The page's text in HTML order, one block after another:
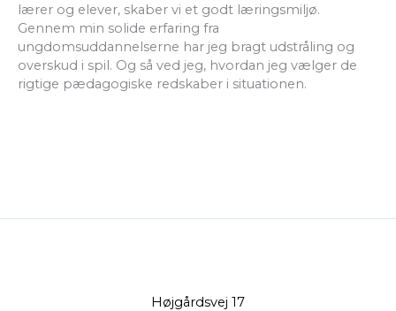
lærer og elever, skaber vi et godt læringsmiljø.
Gennem min solide erfaring fra
ungdomsuddannelserne har jeg bragt udstråling og
overskud i spil. Og så ved jeg, hvordan jeg vælger de
rigtige pædagogiske redskaber i situationen.
Højgårdsvej 17